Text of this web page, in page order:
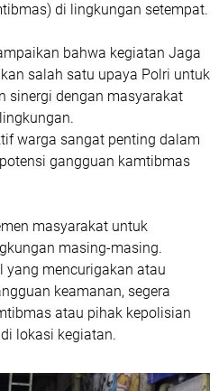
di lingkungan setempat.
bahwa kegiatan Jaga
salah satu upaya Polri untuk
sinergi dengan masyarakat
warga sangat penting dalam
gangguan kamtibmas
masyarakat untuk
masing-masing.
yang mencurigakan atau
keamanan, segera
atau pihak kepolisian
lokasi kegiatan.